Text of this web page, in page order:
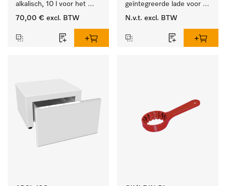
alkalisch, 10 l voor het
reinigen van wit wasgoed
70,00 € excl. BTW
geïntegreerde lade voor
een bijzonder
droogzuil. .
N.v.t. excl. BTW